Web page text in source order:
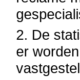
2. De
er